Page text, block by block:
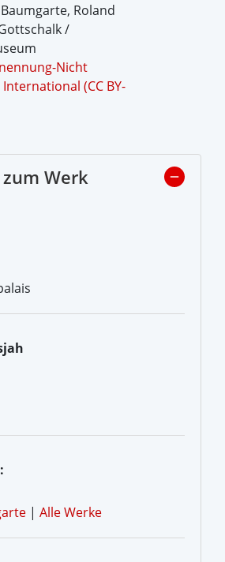
Roland
/
Nicht
(CC BY-
Werk
| Alle Werke